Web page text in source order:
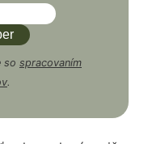
so spracovaním
.